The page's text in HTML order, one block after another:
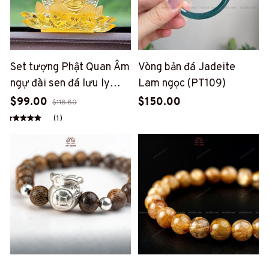
Set tượng Phật Quan Âm
ngự đài sen đá lưu ly
trang trí taplo xe ô tô, vật
phẩm decor, quà tặng
$99.00 $118.80
(1)
Vòng bản đá Jadeite
Lam ngọc (PT109)
$150.00